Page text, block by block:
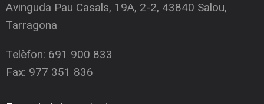
Avinguda Pau Casals, 19A, 2-2, 43840 Salou,
Tarragona
Telèfon: 691 900 833
Fax: 977 351 836